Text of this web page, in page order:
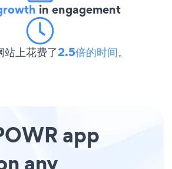
in engagement
站上花费了2.5倍的时间。
app
any